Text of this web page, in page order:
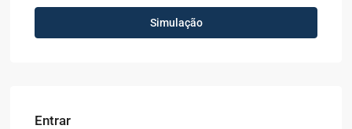
Simulação
Entrar